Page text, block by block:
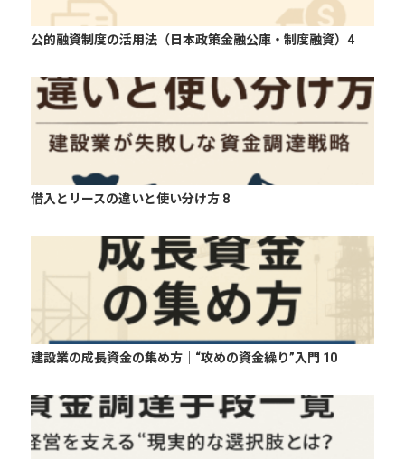
公的融資制度の活用法（日本政策金融公庫・制度融資）4
借入とリースの違いと使い分け方 8
建設業の成長資金の集め方｜“攻めの資金繰り”入門 10